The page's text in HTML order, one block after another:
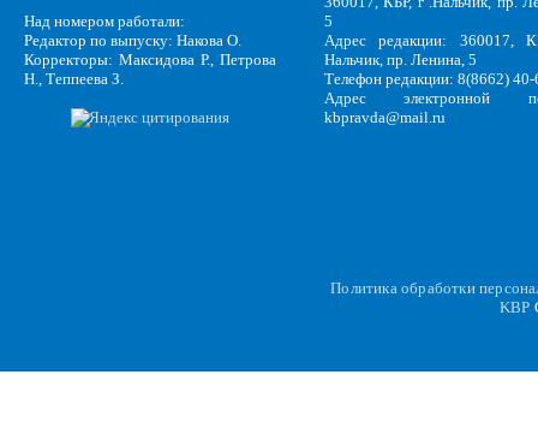
Над номером работали:
Редактор по выпуску: Накова О.
Корректоры: Максидова Р., Петрова
Н., Теппеева З.
5
Адрес редакции: 360017,
Нальчик, пр. Ленина, 5
Телефон редакции: 8(8662)
Адрес электронной
kbpravda@mail.ru
Политика обработки
KBP